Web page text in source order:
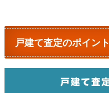
戸建て査定のポイント